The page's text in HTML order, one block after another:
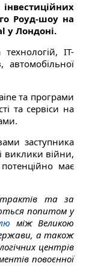
Роуд-шоу на
у Лондоні.
IT-
автомобільної
та програми
та сервіси на
заступника
виклики війни,
має
та за
попитом у
між Великою
а також
центрів
повоєнної